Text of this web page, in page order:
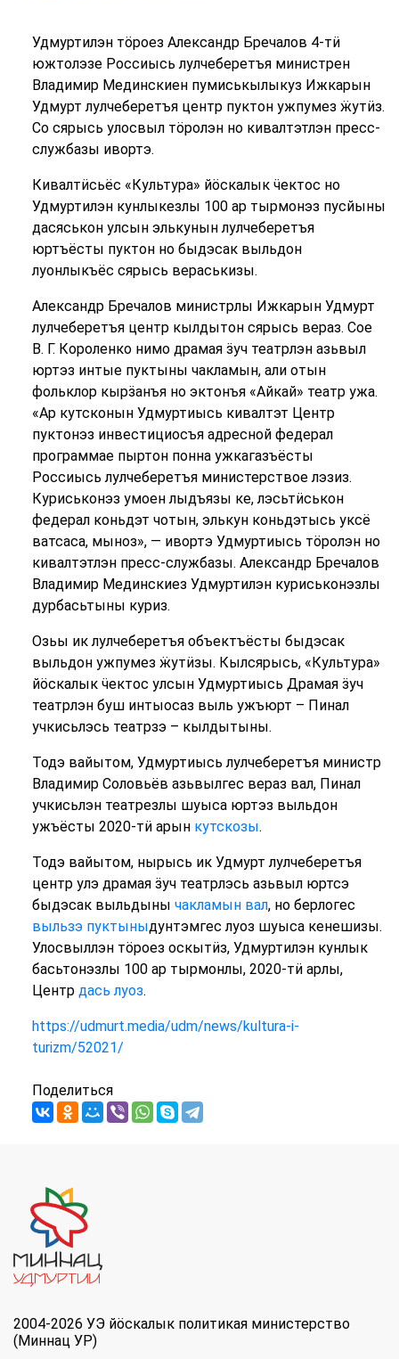
Удмуртилэн тӧроез Александр Бречалов 4-тӥ
южтолэзе Россиысь лулчеберетъя министрен
Владимир Мединскиен пумиськылыкуз Ижкарын
Удмурт лулчеберетъя центр пуктон ужпумез ӝутӥз.
Со сярысь улосвыл тӧролэн но кивалтэтлэн пресс-
службазы ивортэ.
Кивалтӥсьёс «Культура» йӧскалык ӵектос но
Удмуртилэн кунлыкезлы 100 ар тырмонэз пусйыны
дасяськон улсын элькунын лулчеберетъя
юртъёсты пуктон но быдэсак выльдон
луонлыкъёс сярысь вераськизы.
Александр Бречалов министрлы Ижкарын Удмурт
лулчеберетъя центр кылдытон сярысь вераз. Сое
В. Г. Короленко нимо драмая ӟуч театрлэн азьвыл
юртэз интые пуктыны чакламын, али отын
фольклор кырӟанъя но эктонъя «Айкай» театр ужа.
«Ар кутсконын Удмуртиысь кивалтэт Центр
пуктонэз инвестициосъя адресной федерал
программае пыртон понна ужкагазъёсты
Россиысь лулчеберетъя министерствое лэзиз.
Куриськонэз умоен лыдъязы ке, лэсьтӥськон
федерал коньдэт чотын, элькун коньдэтысь уксё
ватсаса, мыноз», — ивортэ Удмуртиысь тӧролэн но
кивалтэтлэн пресс-службазы. Александр Бречалов
Владимир Мединскиез Удмуртилэн куриськонэзлы
дурбасьтыны куриз.
Озьы ик лулчеберетъя объектъёсты быдэсак
выльдон ужпумез ӝутӥзы. Кылсярысь, «Культура»
йӧскалык ӵектос улсын Удмуртиысь Драмая ӟуч
театрлэн буш интыосаз выль ужъюрт – Пинал
учкисьлэсь театрзэ – кылдытыны.
Тодэ вайытом, Удмуртиысь лулчеберетъя министр
Владимир Соловьёв азьвылгес вераз вал, Пинал
учкисьлэн театрезлы шуыса юртэз выльдон
ужъёсты 2020-тӥ арын кутскозы.
Тодэ вайытом, нырысь ик Удмурт лулчеберетъя
центр улэ драмая ӟуч театрлэсь азьвыл юртсэ
быдэсак выльдыны чакламын вал, но берлогес
выльзэ пуктыныдунтэмгес луоз шуыса кенешизы.
Улосвыллэн тӧроез оскытӥз, Удмуртилэн кунлык
басьтонэзлы 100 ар тырмонлы, 2020-тӥ арлы,
Центр дась луоз.
https://udmurt.media/udm/news/kultura-i-
turizm/52021/
Поделиться
2004-2026 УЭ йöскалык политикая министерство
(Миннац УР)